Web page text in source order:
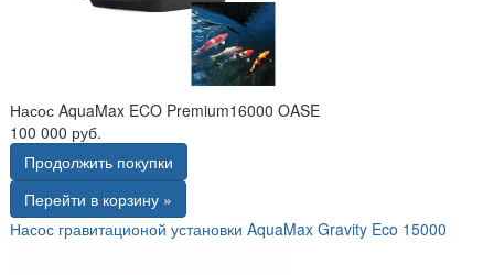
Насос AquaMax ECO Premium16000 OASE
100 000 руб.
Продолжить покупки
Перейти в корзину »
Насос гравитационой установки AquaMax Gravity Eco 15000